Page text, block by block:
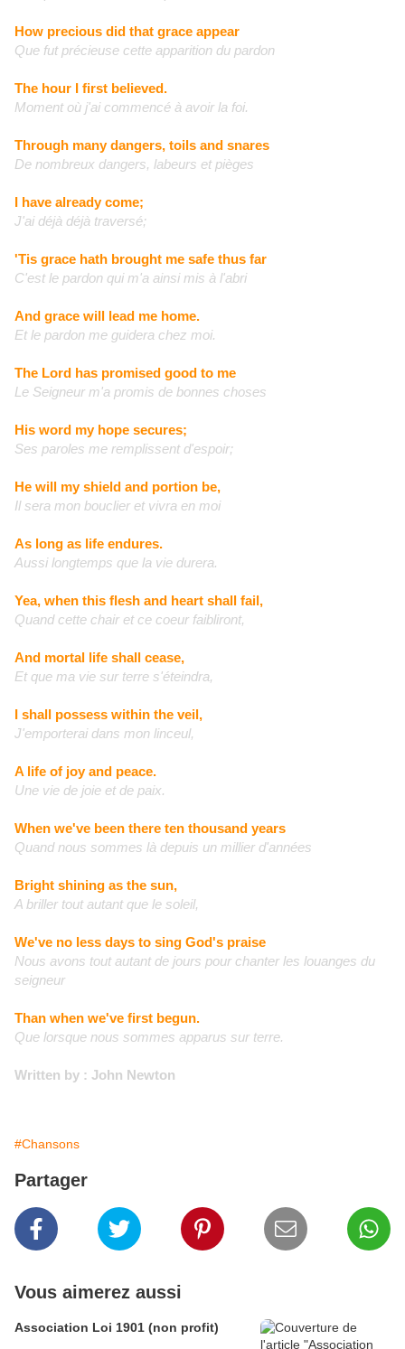
How precious did that grace appear
Que fut précieuse cette apparition du pardon
The hour I first believed.
Moment où j'ai commencé à avoir la foi.
Through many dangers, toils and snares
De nombreux dangers, labeurs et pièges
I have already come;
J'ai déjà déjà traversé;
'Tis grace hath brought me safe thus far
C'est le pardon qui m'a ainsi mis à l'abri
And grace will lead me home.
Et le pardon me guidera chez moi.
The Lord has promised good to me
Le Seigneur m'a promis de bonnes choses
His word my hope secures;
Ses paroles me remplissent d'espoir;
He will my shield and portion be,
Il sera mon bouclier et vivra en moi
As long as life endures.
Aussi longtemps que la vie durera.
Yea, when this flesh and heart shall fail,
Quand cette chair et ce coeur faibliront,
And mortal life shall cease,
Et que ma vie sur terre s'éteindra,
I shall possess within the veil,
J'emporterai dans mon linceul,
A life of joy and peace.
Une vie de joie et de paix.
When we've been there ten thousand years
Quand nous sommes là depuis un millier d'années
Bright shining as the sun,
A briller tout autant que le soleil,
We've no less days to sing God's praise
Nous avons tout autant de jours pour chanter les louanges du
seigneur
Than when we've first begun.
Que lorsque nous sommes apparus sur terre.
Written by : John Newton
#Chansons
Partager
Vous aimerez aussi
Association Loi 1901 (non profit)